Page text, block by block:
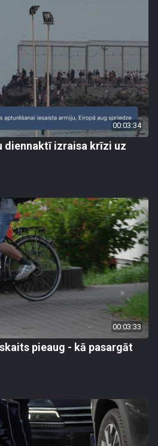
00:03:34
diennaktī izraisa krīzi uz
00:03:33
pieaug - kā pasargāt